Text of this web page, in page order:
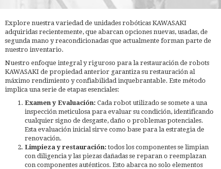
Explore nuestra variedad de unidades robóticas KAWASAKI
adquiridas recientemente, que abarcan opciones nuevas, usadas, de
segunda mano y reacondicionadas que actualmente forman parte de
nuestro inventario.
Nuestro enfoque integral y riguroso para la restauración de robots
KAWASAKI de propiedad anterior garantiza su restauración al
máximo rendimiento y confiabilidad inquebrantable. Este método
implica una serie de etapas esenciales:
Examen y Evaluación: Cada robot utilizado se somete a una
inspección meticulosa para evaluar su condición, identificando
cualquier signo de desgaste, daño o problemas potenciales.
Esta evaluación inicial sirve como base para la estrategia de
renovación.
Limpieza y restauración: todos los componentes se limpian
con diligencia y las piezas dañadas se reparan o reemplazan
con componentes auténticos. Esto abarca no solo elementos